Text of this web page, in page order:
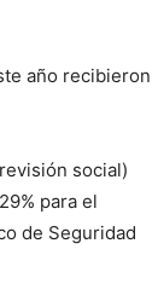
año recibieron
social)
para el
de Seguridad